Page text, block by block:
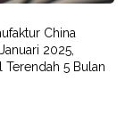
China
2025,
Terendah 5 Bulan